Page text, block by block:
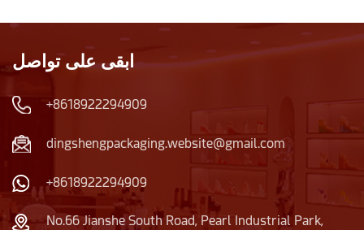
ابقى على تواصل
+8618922294909
dingshengpackaging.website@gmail.com
+8618922294909
No.66 Jianshe South Road, Pearl Industrial Park,